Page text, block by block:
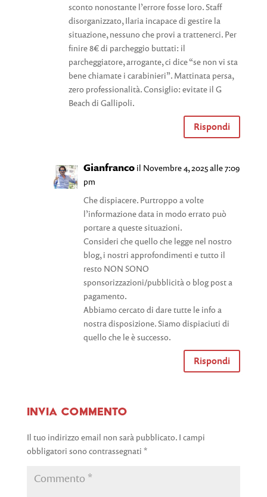
sconto nonostante l’errore fosse loro. Staff
disorganizzato, Ilaria incapace di gestire la
situazione, nessuno che provi a trattenerci. Per
finire 8€ di parcheggio buttati: il
parcheggiatore, arrogante, ci dice “se non vi sta
bene chiamate i carabinieri”. Mattinata persa,
zero professionalità. Consiglio: evitate il G
Beach di Gallipoli.
Rispondi
Gianfranco il Novembre 4, 2025 alle 7:09
pm
Che dispiacere. Purtroppo a volte
l’informazione data in modo errato può
portare a queste situazioni.
Consideri che quello che legge nel nostro
blog, i nostri approfondimenti e tutto il
resto NON SONO
sponsorizzazioni/pubblicità o blog post a
pagamento.
Abbiamo cercato di dare tutte le info a
nostra disposizione. Siamo dispiaciuti di
quello che le è successo.
Rispondi
Invia commento
Il tuo indirizzo email non sarà pubblicato. I campi
obbligatori sono contrassegnati *